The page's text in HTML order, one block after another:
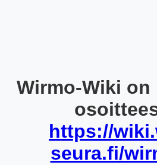
Wirmo-Wiki
https://
seura.fi/